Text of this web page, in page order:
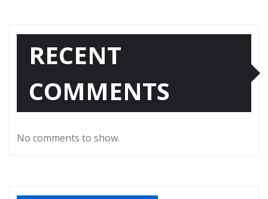
RECENT
COMMENTS
No comments to show.